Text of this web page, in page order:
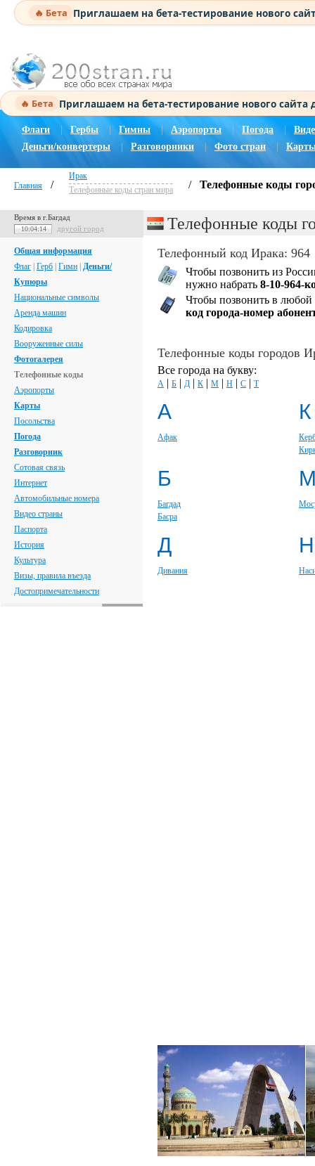
🔥 Бета Приглашаем на бета-тестирование нового
🔥 Бета Приглашаем на бета-тестирование нового
Флаги Гербы Гимны | Аэропорты Погода |
Деньги/конвертеры
Разговорники Фото стран
Главная /
Ирак
Телефонные коды стран мира
/ Телефонные коды
Время в г.Багдад
10:04:14 другой город
Общая информация
Флаг Герб Гимн Деньги/
Купюры
Национальные символы
Аренда машин
Кодировка
Вооруженные силы
Фотогалерея
Телефонные коды
Аэропорты
Карты
Посольства
Погода
Разговорник
Сотовая связь
Интернет
Автомобильные номера
Видео страны
Паспорта
История
Культура
Визы, правила въезда
Достопримечательности
Телефонные коды
Телефонный код Ирака: 964
Чтобы позвонить из
нужно набрать 8-10-964-
Чтобы позвонить в любой
код города-номер
Телефонные коды городов
Все города на букву:
А | Б | Д | К | М | Н | С | Т
А
Афак
К
Б
Багдад
Басра
Д
Дивания
Н